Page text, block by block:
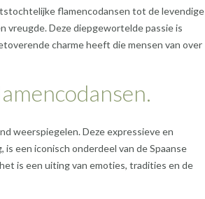
flamencodansen tot de levendige
vreugde. Deze diepgewortelde passie is
charme heeft die mensen van over
weerspiegelen. Deze expressieve en
een iconisch onderdeel van de Spaanse
is een uiting van emoties, tradities en de